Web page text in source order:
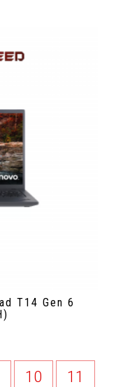
T14 Gen 6
10 11